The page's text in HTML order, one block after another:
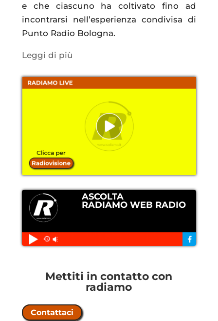
e che ciascuno ha coltivato fino ad
incontrarsi nell’esperienza condivisa di
Punto Radio Bologna.
Leggi di più
ASCOLTA
RADIAMO WEB RADIO
Mettiti in contatto con
radiamo
Contattaci